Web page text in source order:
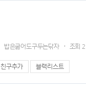
밥은굶어도구두는닦자 조회
친구추가 블랙리스트